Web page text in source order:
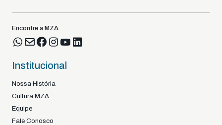
Encontre a MZA
Institucional
Nossa História
Cultura MZA
Equipe
Fale Conosco